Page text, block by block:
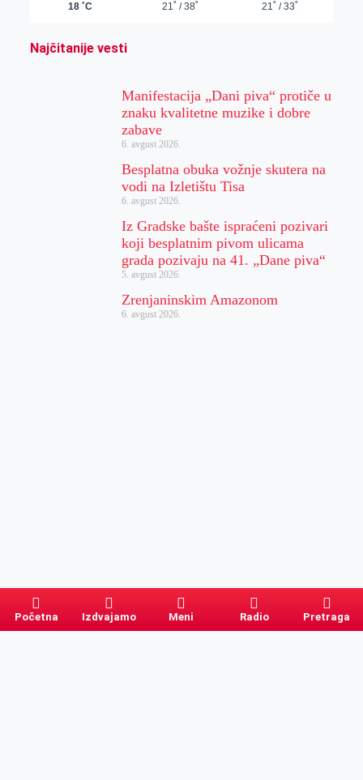
Najčitanije vesti
Manifestacija „Dani piva“ protiče u
znaku kvalitetne muzike i dobre
zabave
6. avgust 2026.
Besplatna obuka vožnje skutera na
vodi na Izletištu Tisa
6. avgust 2026.
Iz Gradske bašte ispraćeni pozivari
koji besplatnim pivom ulicama
grada pozivaju na 41. „Dane piva“
5. avgust 2026.
Zrenjaninskim Amazonom
6. avgust 2026.
Početna Izdvajamo Meni Radio Pretraga